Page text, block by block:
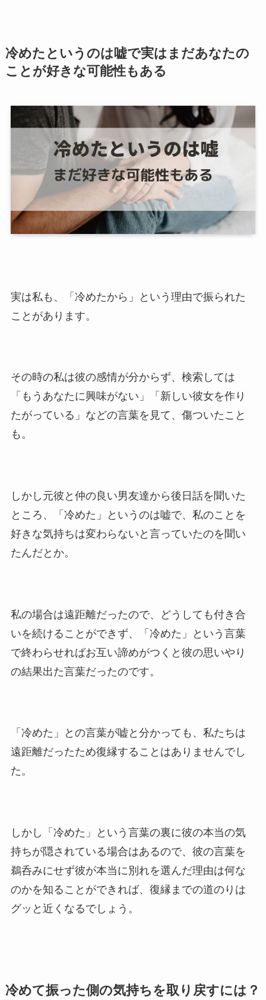
冷めたというのは嘘で実はまだあなたの
ことが好きな可能性もある
実は私も、「冷めたから」という理由で振られた
ことがあります。
その時の私は彼の感情が分からず、検索しては
「もうあなたに興味がない」「新しい彼女を作り
たがっている」などの言葉を見て、傷ついたこと
も。
しかし元彼と仲の良い男友達から後日話を聞いた
ところ、「冷めた」というのは嘘で、私のことを
好きな気持ちは変わらないと言っていたのを聞い
たんだとか。
私の場合は遠距離だったので、どうしても付き合
いを続けることができず、「冷めた」という言葉
で終わらせればお互い諦めがつくと彼の思いやり
の結果出た言葉だったのです。
「冷めた」との言葉が嘘と分かっても、私たちは
遠距離だったため復縁することはありませんでし
た。
しかし「冷めた」という言葉の裏に彼の本当の気
持ちが隠されている場合はあるので、彼の言葉を
鵜呑みにせず彼が本当に別れを選んだ理由は何な
のかを知ることができれば、復縁までの道のりは
グッと近くなるでしょう。
冷めて振った側の気持ちを取り戻すには？